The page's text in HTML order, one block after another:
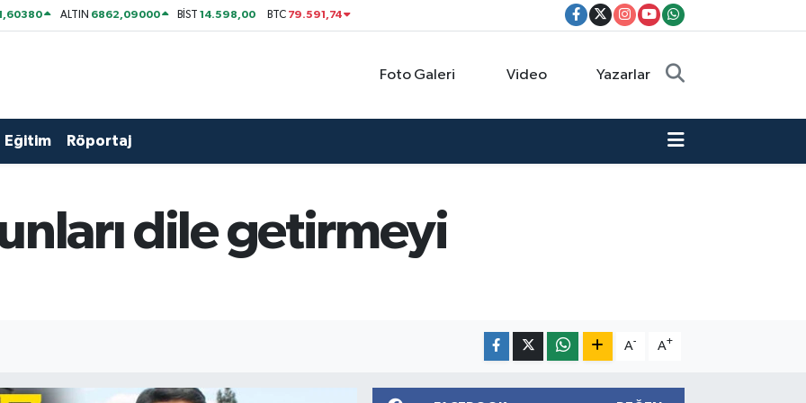
ALTIN 6862,09000 BİST14.598,00 BTC 79.591,74
Foto Galeri Video Yazarlar
Eğitim Röportaj
dile getirmeyi
A- A+